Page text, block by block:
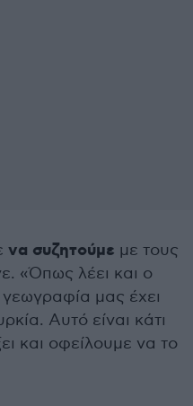
να συζητούμε με τους
«Όπως λέει και ο
μας έχει
Αυτό είναι κάτι
και οφείλουμε να το